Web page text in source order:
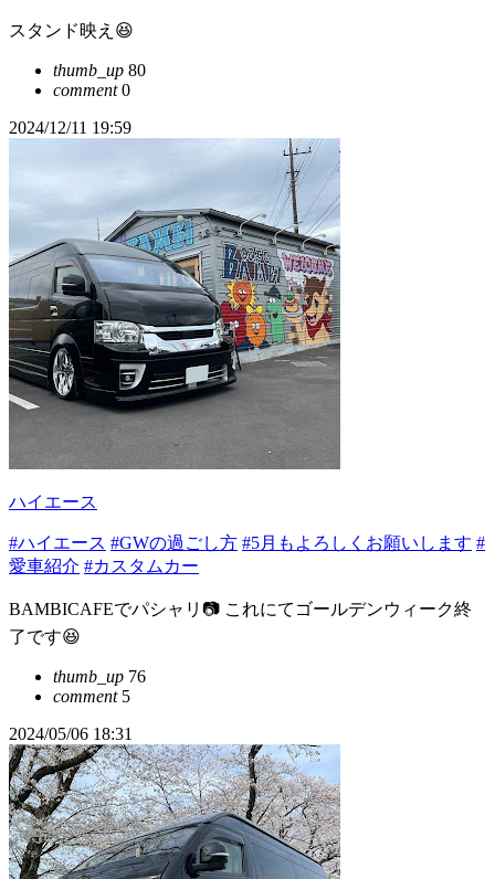
スタンド映え😆
thumb_up 80
comment0
2024/12/11 19:59
ハイエース
#ハイエース #GWの過ごし方 #5月もよろしくお願いします #
愛車紹介 #カスタムカー
BAMBICAFEでパシャリ📷 これにてゴールデンウィーク終
了です😆
thumb_up 76
comment5
2024/05/06 18:31